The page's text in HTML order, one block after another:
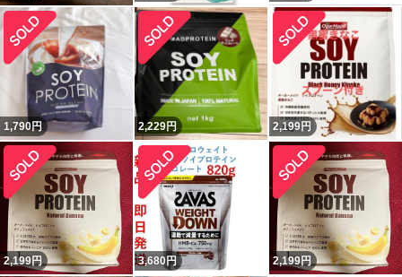
1,790円 2,229円 2,199円
2,199円 3,680円 2,199円